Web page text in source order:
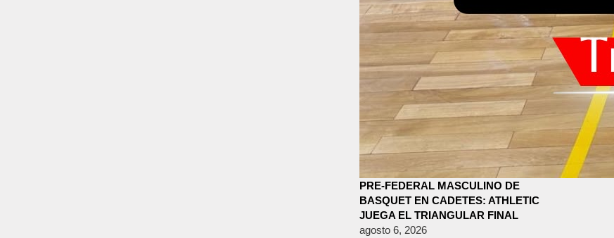
PRE-FEDERAL MASCULINO DE
BASQUET EN CADETES: ATHLETIC
JUEGA EL TRIANGULAR FINAL
agosto 6, 2026